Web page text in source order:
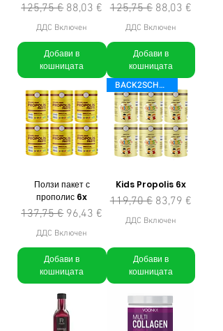
Редовна цена
125,75 € Продажна цена
88,03 €
ДДС Включен
Добави в
кошницата
Редовна цена
125,75 € Продажна
88,03 €
ДДС Включен
Добави в
кошницата
Ползи пакет с
прополис 6x
Редовна цена
137,75 € Продажна цена
96,43 €
ДДС Включен
Добави в
кошницата
BACK2SCHOOL
Kids Propolis 6x
Редовна цена
119,70 € Продажна
83,79 €
ДДС Включен
Добави в
кошницата